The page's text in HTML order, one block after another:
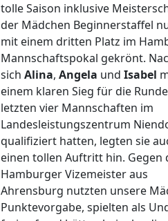
tolle Saison inklusive
der Mädchen Beginnerstaffel
mit einem dritten Platz im
Mannschaftspokal gekrönt.
sich Alina, Angela und Isabel
einem klaren Sieg für die
letzten vier Mannschaften im
Landesleistungszentrum
qualifiziert hatten, legten sie
einen tollen Auftritt hin. Gegen
Hamburger Vizemeister aus
Ahrensburg nutzten unsere
Punktevorgabe, spielten als